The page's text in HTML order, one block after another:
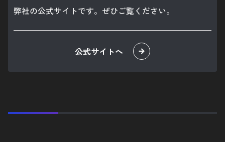
弊社の公式サイトです。ぜひご覧ください。